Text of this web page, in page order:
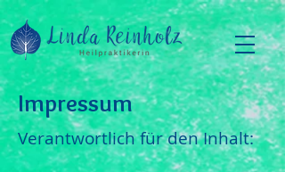
Impressum
Verantwortlich für den Inhalt: